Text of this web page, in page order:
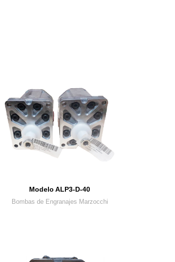
Modelo ALP3-D-40
Bombas de Engranajes Marzocchi